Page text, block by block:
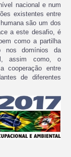
nacional e num
existentes entre
são um dos
a este desafio, é
como a partilha
nos domínios da
assim como, o
cooperação entre
de diferentes